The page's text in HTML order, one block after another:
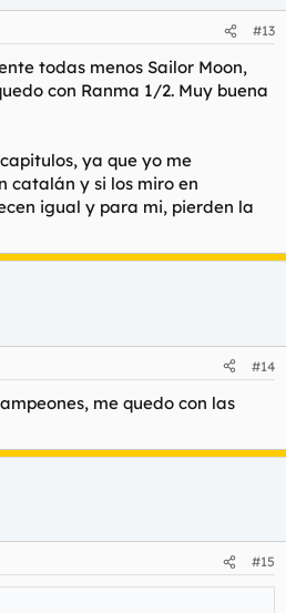
#13
todas menos Sailor Moon,
con Ranma 1/2. Muy buena
ya que yo me
catalán y si los miro en
igual y para mi, pierden la
#14
me quedo con las
#15